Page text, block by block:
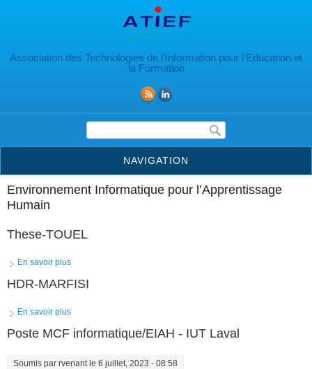
Association des Technologies de l’Information pour l’Education et
la Formation
Formulaire de recherche
NAVIGATION
Environnement Informatique pour l’Apprentissage
Humain
These-TOUEL
En savoir plus
HDR-MARFISI
En savoir plus
Poste MCF informatique/EIAH - IUT Laval
Soumis par rvenantle 6 juillet, 2023 - 08:58